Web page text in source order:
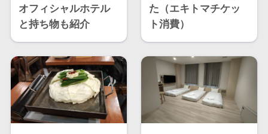
オフィシャルホテル
と持ち物も紹介
た（エキトマチケッ
ト消費）